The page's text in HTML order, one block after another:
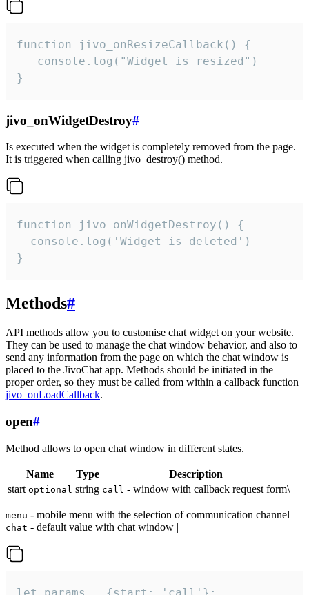
function jivo_onResizeCallback() {
   console.log("Widget is resized")
}
jivo_onWidgetDestroy#
Is executed when the widget is completely removed from the page.
It is triggered when calling jivo_destroy() method.
function jivo_onWidgetDestroy() {
  console.log('Widget is deleted')
}
Methods#
API methods allow you to customise chat widget on your website.
They can be used to manage the chat window behavior, and also to
send any information from the page on which the chat window is
placed to the JivoChat app. Methods should be initiated in the
proper order, so they must be called from within a callback function
jivo_onLoadCallback.
open#
Method allows to open chat window in different states.
Name Type
Description
start optional string call - window with callback request form\
menu - mobile menu with the selection of communication channel
chat - default value with chat window |
let params = {start: 'call'};